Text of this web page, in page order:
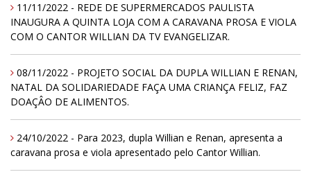
11/11/2022 - REDE DE SUPERMERCADOS PAULISTA
INAUGURA A QUINTA LOJA COM A CARAVANA PROSA E VIOLA
COM O CANTOR WILLIAN DA TV EVANGELIZAR.
08/11/2022 - PROJETO SOCIAL DA DUPLA WILLIAN E RENAN,
NATAL DA SOLIDARIEDADE FAÇA UMA CRIANÇA FELIZ, FAZ
DOAÇÂO DE ALIMENTOS.
24/10/2022 - Para 2023, dupla Willian e Renan, apresenta a
caravana prosa e viola apresentado pelo Cantor Willian.